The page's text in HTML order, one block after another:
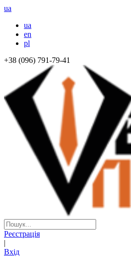
ua
ua
en
pl
+38 (096) 791-79-41
Реєстрація
|
Вхід